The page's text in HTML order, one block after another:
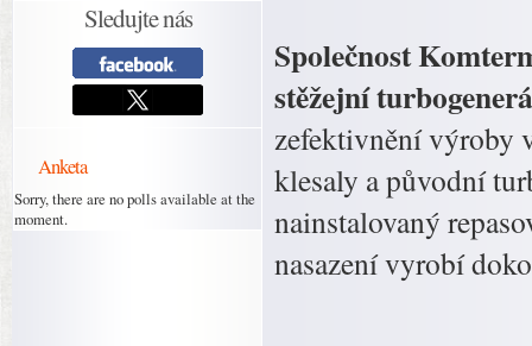
Sledujte nás
Anketa
Sorry, there are no polls available at the
moment.
Společnost
stěžejní
zefektivnění výroby
klesaly a původní
nainstalovaný
nasazení vyrobí